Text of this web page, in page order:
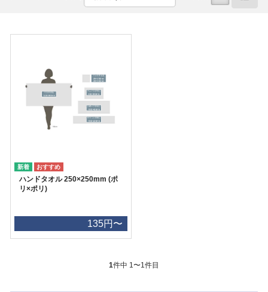
ハンドタオル 250×250mm (ポ
リ×ポリ)
135円〜
1件中 1〜1件目